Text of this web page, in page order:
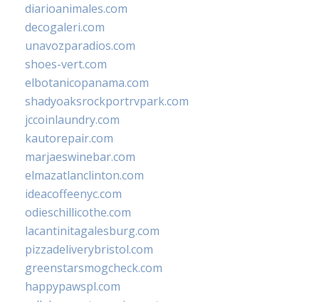
diarioanimales.com
decogaleri.com
unavozparadios.com
shoes-vert.com
elbotanicopanama.com
shadyoaksrockportrvpark.com
jccoinlaundry.com
kautorepair.com
marjaeswinebar.com
elmazatlanclinton.com
ideacoffeenyc.com
odieschillicothe.com
lacantinitagalesburg.com
pizzadeliverybristol.com
greenstarsmogcheck.com
happypawspl.com